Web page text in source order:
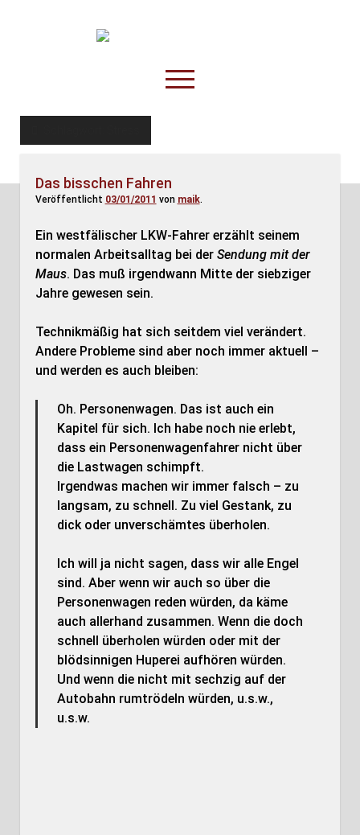
TruckOnline.de
open
menu
facebook
threads
Spesenliste
Disposition
Das bisschen Fahren
Veröffentlicht 03/01/2011 von maik.
Ein westfälischer LKW-Fahrer erzählt seinem
normalen Arbeitsalltag bei der Sendung mit der
Maus. Das muß irgendwann Mitte der siebziger
Jahre gewesen sein.
Technikmäßig hat sich seitdem viel verändert.
Andere Probleme sind aber noch immer aktuell –
und werden es auch bleiben:
Oh. Personenwagen. Das ist auch ein
Kapitel für sich. Ich habe noch nie erlebt,
dass ein Personenwagenfahrer nicht über
die Lastwagen schimpft.
Irgendwas machen wir immer falsch – zu
langsam, zu schnell. Zu viel Gestank, zu
dick oder unverschämtes überholen.
Ich will ja nicht sagen, dass wir alle Engel
sind. Aber wenn wir auch so über die
Personenwagen reden würden, da käme
auch allerhand zusammen. Wenn die doch
schnell überholen würden oder mit der
blödsinnigen Huperei aufhören würden.
Und wenn die nicht mit sechzig auf der
Autobahn rumtrödeln würden, u.s.w.,
u.s.w.